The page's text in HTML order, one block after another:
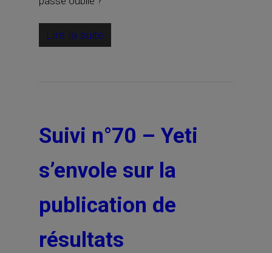
Lire la suite
Suivi n°70 – Yeti
s’envole sur la
publication de
résultats